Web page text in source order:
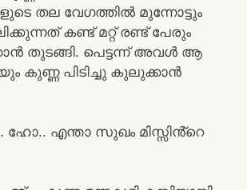
തല വേഗത്തിൽ മുന്നോട്ടും
കണ്ട് മറ്റ് രണ്ട് പേരും
തുടങ്ങി. പെട്ടന്ന് അവൾ ആ
കുണ്ണ പിടിച്ചു കുലുക്കാൻ
ഹോ.. എന്താ സുഖം മിസ്സിൻ്റെ